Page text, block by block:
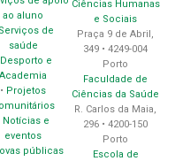
ao aluno
Serviços de
saúde
Desporto e
Academia
• Projetos
Notícias e
eventos
públicas
Ciências Humanas
e Sociais
Praça 9 de Abril,
349 • 4249-004
Porto
Faculdade de
Ciências da Saúde
R. Carlos da Maia,
296 • 4200-150
Porto
Escola de